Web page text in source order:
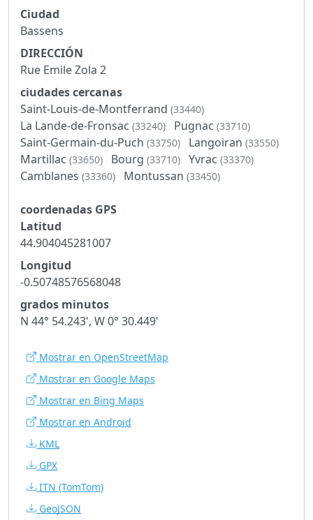
Ciudad
Bassens
DIRECCIÓN
Rue Emile Zola 2
ciudades cercanas
Saint-Louis-de-Montferrand (33440)
La Lande-de-Fronsac (33240) Pugnac (33710)
Saint-Germain-du-Puch (33750) Langoiran (33550)
Martillac (33650) Bourg (33710) Yvrac (33370)
Camblanes (33360) Montussan (33450)
coordenadas GPS
Latitud
44.904045281007
Longitud
-0.50748576568048
grados minutos
N 44° 54.243', W 0° 30.449'
Mostrar en OpenStreetMap
Mostrar en Google Maps
Mostrar en Bing Maps
Mostrar en Android
KML
GPX
ITN (TomTom)
GeoJSON